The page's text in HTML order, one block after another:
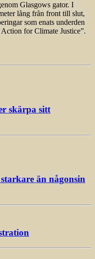
Glasgows gator. I
lång från front till slut,
som enats underden
for Climate Justice”.
skärpa sitt
än någonsin